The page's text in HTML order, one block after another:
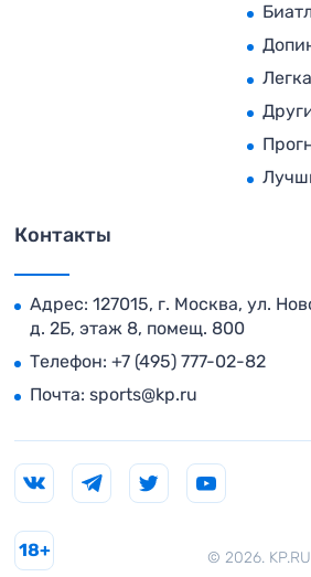
Контакты
Адрес: 127015, г. Москва, ул.
д. 2Б, этаж 8, помещ. 800
Телефон: +7 (495) 777-02-82
Почта: sports@kp.ru
© 2026.
18+